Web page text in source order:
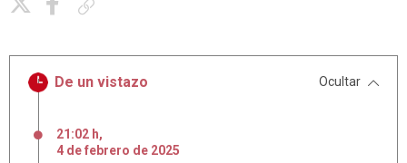
De un vistazo Ocultar
21:02 h,
4 defebrero de 2025